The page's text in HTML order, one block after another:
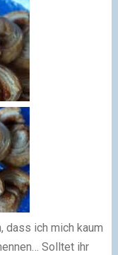
dass ich mich kaum
Solltet ihr